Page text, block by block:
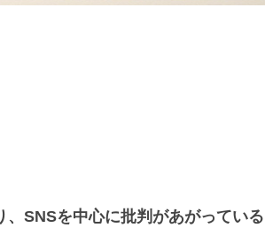
SNSを中心に批判があがっている